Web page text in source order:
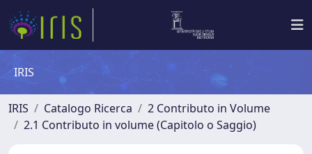
IRIS
IRIS Catalogo Ricerca
2 Contributo in Volume
2.1 Contributo in volume (Capitolo o Saggio)